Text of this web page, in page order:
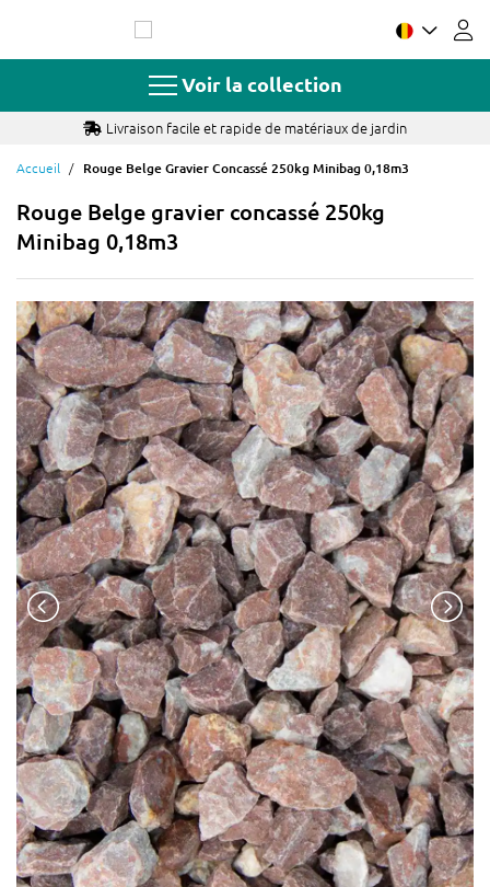
contenu
Voir la collection
Livraison facile et rapide de matériaux de jardin
Accueil Rouge Belge Gravier Concassé 250kg Minibag 0,18m3
Rouge Belge gravier concassé 250kg
Minibag 0,18m3